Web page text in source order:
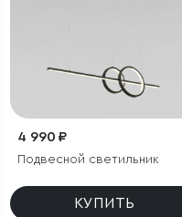
4 990 ₽
Подвесной светильник
КУПИТЬ